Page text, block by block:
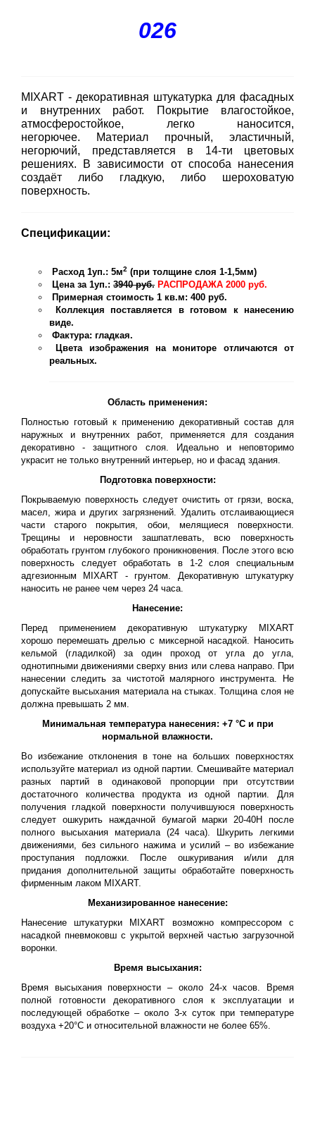
026
MIXART - декоративная штукатурка для фасадных
и внутренних работ. Покрытие влагостойкое,
атмосферостойкое, легко наносится,
негорючее.
Материал прочный, эластичный,
негорючий, представляется в 14-ти цветовых
решениях. В зависимости от способа нанесения
создаёт либо гладкую, либо шероховатую
поверхность.
Спецификации:
Расход 1уп.: 5м2 (при толщине слоя 1-1,5мм)
Цена за 1уп.: 3940 руб. РАСПРОДАЖА 2000 руб.
Примерная стоимость 1 кв.м: 400 руб.
Коллекция поставляется в готовом к нанесению
виде.
Фактура: гладкая.
Цвета изображения на мониторе отличаются от
реальных.
Область применения:
Полностью готовый к применению декоративный состав для
наружных и внутренних работ, применяется для создания
декоративно - защитного слоя. Идеально и неповторимо
украсит не только внутренний интерьер, но и фасад здания.
Подготовка поверхности:
Покрываемую поверхность следует очистить от грязи, воска,
масел, жира и других загрязнений. Удалить отслаивающиеся
части старого покрытия, обои, мелящиеся поверхности.
Трещины и неровности зашпатлевать, всю поверхность
обработать грунтом глубокого проникновения. После этого всю
поверхность следует обработать в 1-2 слоя специальным
адгезионным MIXART - грунтом. Декоративную штукатурку
наносить не ранее чем через 24 часа.
Нанесение:
Перед применением декоративную штукатурку MIXART
хорошо перемешать дрелью с миксерной насадкой. Наносить
кельмой (гладилкой) за один проход от угла до угла,
однотипными движениями сверху вниз или слева направо. При
нанесении следить за чистотой малярного инструмента. Не
допускайте высыхания материала на стыках. Толщина слоя не
должна превышать 2 мм.
Минимальная температура нанесения: +7 °C и при
нормальной влажности.
Во избежание отклонения в тоне на больших поверхностях
используйте материал из одной партии. Смешивайте материал
разных партий в одинаковой пропорции при отсутствии
достаточного количества продукта из одной партии. Для
получения гладкой поверхности получившуюся поверхность
следует ошкурить наждачной бумагой марки 20-40Н после
полного высыхания материала (24 часа). Шкурить легкими
движениями, без сильного нажима и усилий – во избежание
проступания подложки. После ошкуривания и/или для
придания дополнительной защиты обработайте поверхность
фирменным лаком MIXART.
Механизированное нанесение:
Нанесение штукатурки MIXART возможно компрессором с
насадкой пневмоковш с укрытой верхней частью загрузочной
воронки.
Время высыхания:
Время высыхания поверхности – около 24-х часов. Время
полной готовности декоративного слоя к эксплуатации и
последующей обработке – около 3-х суток при температуре
воздуха +20°С и относительной влажности не более 65%.